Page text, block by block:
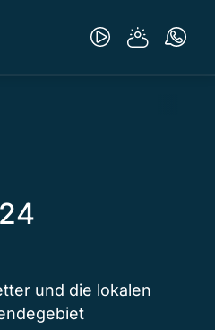
und die lokalen